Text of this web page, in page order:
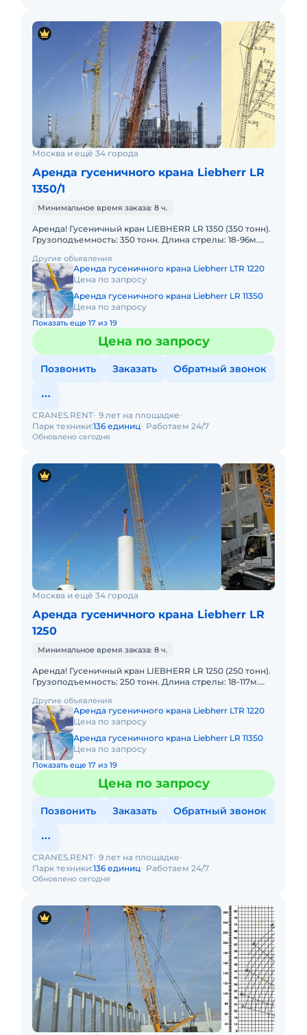
Москва и ещё 34 города
Аренда гусеничного крана Liebherr LR
1350/1
Минимальное время заказа: 8 ч.
Аренда! Гусеничный кран LIEBHERR LR 1350 (350 тонн).
Грузоподъемность: 350 тонн. Длина стрелы: 18-96м.
Другие объявления
Аренда гусеничного крана Liebherr LTR 1220
Цена по запросу
Аренда гусеничного крана Liebherr LR 11350
Цена по запросу
Показать еще 17 из 19
Цена по запросу
Позвонить Заказать Обратный звонок
Обновлено сегодня
CRANES.RENT 9 лет на площадке
Парк техники:136 единиц Работаем 24/7
Москва и ещё 34 города
Аренда гусеничного крана Liebherr LR
1250
Минимальное время заказа: 8 ч.
Аренда! Гусеничный кран LIEBHERR LR 1250 (250 тонн).
Грузоподъемность: 250 тонн. Длина стрелы: 18-117м.
Другие объявления
Аренда гусеничного крана Liebherr LTR 1220
Цена по запросу
Аренда гусеничного крана Liebherr LR 11350
Цена по запросу
Показать еще 17 из 19
Цена по запросу
Позвонить Заказать Обратный звонок
Обновлено сегодня
CRANES.RENT 9 лет на площадке
Парк техники:136 единиц Работаем 24/7